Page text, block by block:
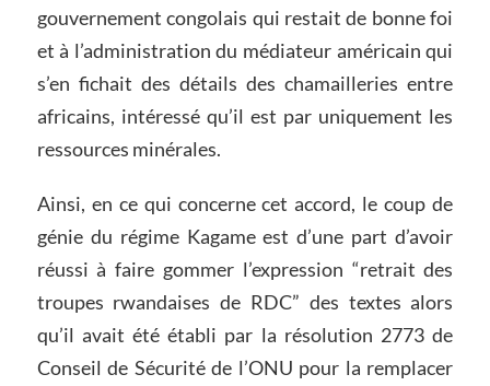
gouvernement congolais qui restait de bonne foi
et à l’administration du médiateur américain qui
s’en fichait des détails des chamailleries entre
africains, intéressé qu’il est par uniquement les
ressources minérales.
Ainsi, en ce qui concerne cet accord, le coup de
génie du régime Kagame est d’une part d’avoir
réussi à faire gommer l’expression “retrait des
troupes rwandaises de RDC” des textes alors
qu’il avait été établi par la résolution 2773 de
Conseil de Sécurité de l’ONU pour la remplacer